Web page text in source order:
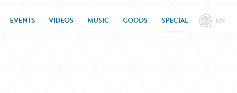
EVENTS VIDEOS MUSIC GOODS SPECIAL EN